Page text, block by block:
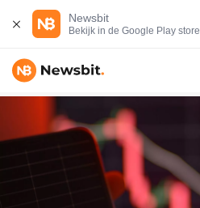
Newsbit
Bekijk in de Google Play store